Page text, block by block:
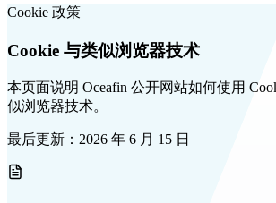
Cookie 政策
Cookie 与类似浏览器技术
本页面说明 Oceafin 公开网站如何使用
似浏览器技术。
最后更新：2026 年 6 月 15 日